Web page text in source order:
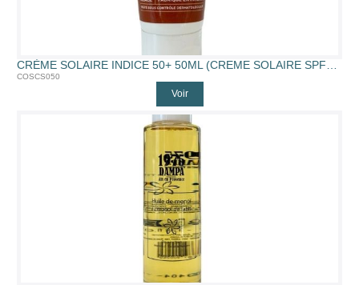
CRÈME SOLAIRE INDICE 50+ 50ML (CREME SOLAIRE SPF50+, 50ML)
COSCS050
Voir